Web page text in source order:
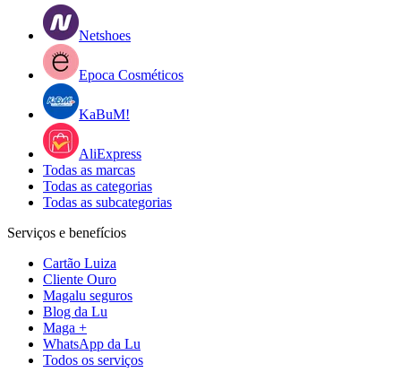
Netshoes
Epoca Cosméticos
KaBuM!
AliExpress
Todas as marcas
Todas as categorias
Todas as subcategorias
Serviços e benefícios
Cartão Luiza
Cliente Ouro
Magalu seguros
Blog da Lu
Maga +
WhatsApp da Lu
Todos os serviços